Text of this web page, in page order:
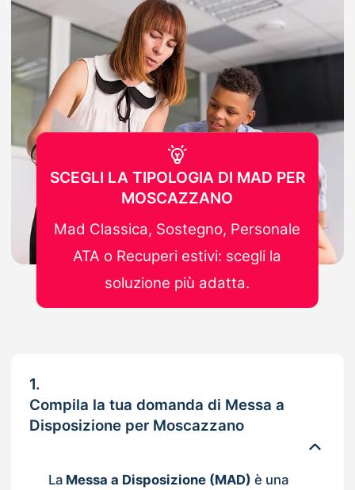
1.
Compila la tua domanda di Messa a
Disposizione per Moscazzano
La Messa a Disposizione (MAD) è una
SCEGLI LA TIPOLOGIA DI MAD PER
MOSCAZZANO
Mad Classica, Sostegno, Personale
ATA o Recuperi estivi: scegli la
soluzione più adatta.